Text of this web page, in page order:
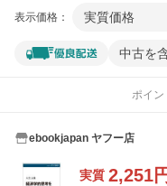
表示価格： 実質価格
中古を
ポイン
ebookjapan ヤフー店
実質 2,251